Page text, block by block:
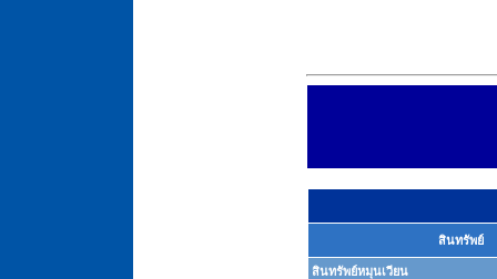
สินทรัพย์
สินทรัพย์หมุนเวียน